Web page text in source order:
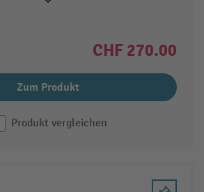
CHF 270.00
Zum Produkt
Produkt vergleichen